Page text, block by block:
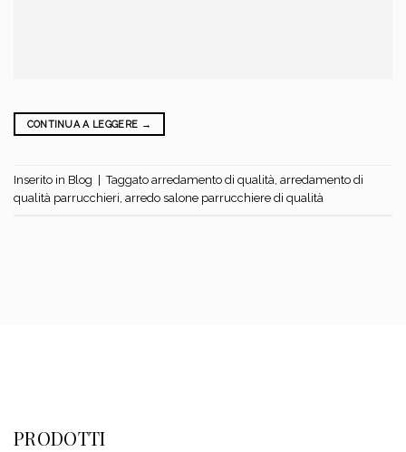
CONTINUA A LEGGERE →
Inserito in Blog Taggato arredamento di qualità, arredamento di
qualità parrucchieri, arredo salone parrucchiere di qualità
PRODOTTI